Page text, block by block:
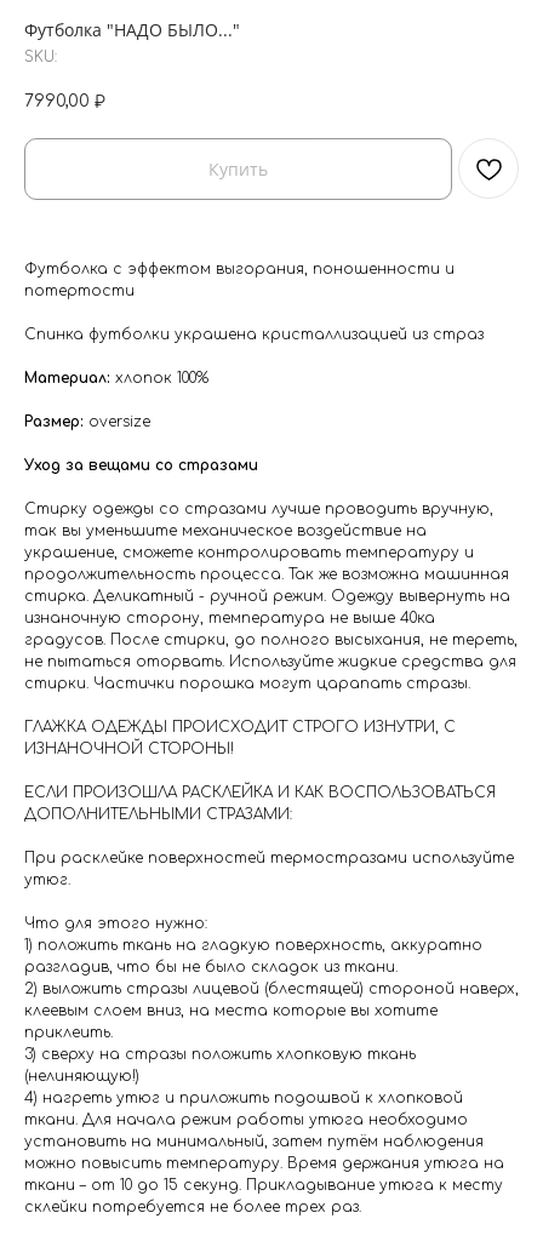
Футболка "НАДО БЫЛО..."
SKU:
7990,00 ₽
Купить
Футболка с эффектом выгорания, поношенности и
потертости
Спинка футболки украшена кристаллизацией из страз
Материал: хлопок 100%
Размер: oversize
Уход за вещами со стразами
Стирку одежды со стразами лучше проводить вручную,
так вы уменьшите механическое воздействие на
украшение, сможете контролировать температуру и
продолжительность процесса. Так же возможна машинная
стирка. Деликатный - ручной режим. Одежду вывернуть на
изнаночную сторону, температура не выше 40ка
градусов. После стирки, до полного высыхания, не тереть,
не пытаться оторвать. Используйте жидкие средства для
стирки. Частички порошка могут царапать стразы.⁣⁣⠀
ГЛАЖКА ОДЕЖДЫ ПРОИСХОДИТ СТРОГО ИЗНУТРИ, С
ИЗНАНОЧНОЙ СТОРОНЫ! ⁣⁣⠀
⁣⁣ЕСЛИ ПРОИЗОШЛА РАСКЛЕЙКА И КАК ВОСПОЛЬЗОВАТЬСЯ
ДОПОЛНИТЕЛЬНЫМИ СТРАЗАМИ:⁣⁣⠀
При расклейке поверхностей термостразами используйте
утюг. ⁣⁣
Что для этого нужно: ⁣⁣⠀
1) положить ткань на гладкую поверхность, аккуратно
разгладив, что бы не было складок из ткани.⁣⠀
2) выложить стразы лицевой (блестящей) стороной наверх,
клеевым слоем вниз, на места которые вы хотите
приклеить.⁣
3) сверху на стразы положить хлопковую ткань
(нелиняющую!)⠀
4) нагреть утюг и приложить подошвой к хлопковой
ткани. Для начала режим работы утюга необходимо
установить на минимальный, затем путём наблюдения
можно повысить температуру. Время держания утюга на
ткани – от 10 до 15 секунд. Прикладывание утюга к месту
склейки потребуется не более трех раз.⁣⁣